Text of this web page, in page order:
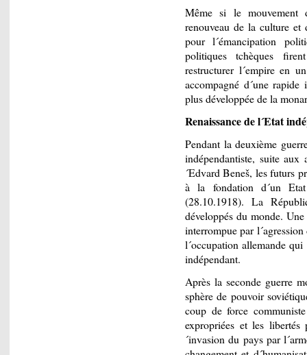
Même si le mouvement
renouveau de la culture
pour l´émancipation
politiques tchèques
restructurer l´empire en
accompagné d´une
plus développée de la
Renaissance de l´Etat
Pendant la deuxième
indépendantiste, suite
´Edvard Beneš, les futurs
à la fondation d´un
(28.10.1918). La
développés du monde.
interrompue par
l´occupation allemande
indépendant.
Après la seconde guerre
sphère de pouvoir
coup de force
expropriées et les
´invasion du pays par